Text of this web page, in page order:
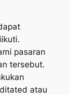
pasaran
tersebut.
atau